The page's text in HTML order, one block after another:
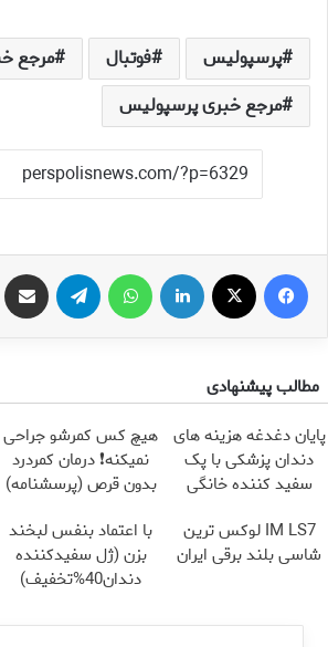
پرسپولیس فوتبال
مرجع
مرجع خبری پرسپولیس
فیس بوک لینکدین تلگرام
مطالب پیشنهادی
پایان دغدغه هزینه های
دندان پزشکی با پک
سفید کننده خانگی
هیچ کس کمرشو جراحی
نمیکنه❗ درمان کمردرد
بدون قرص (پرسشنامه)
IM LS7 لوکس ترین
شاسی بلند برقی ایران
با اعتماد بنفس لبخند
بزن (ژل سفیدکننده
دندان40%تخفیف)